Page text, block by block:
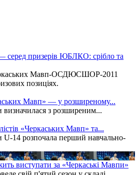
серед призерів ЮБЛКО: срібло та
Мавп-ОСДЮСШОР-2011
позиціях.
Мавп» — у розширеному...
визначилася з розширеним...
«Черкаських Мавп» та...
U-14 розпочала перший навчально-
виступати за «Черкаські Мавпи»